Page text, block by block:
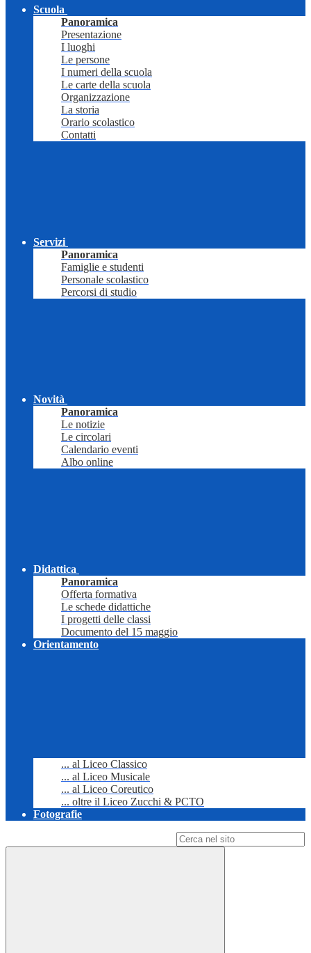
Scuola
Panoramica
Presentazione
I luoghi
Le persone
I numeri della scuola
Le carte della scuola
Organizzazione
La storia
Orario scolastico
Contatti
Servizi
Panoramica
Famiglie e studenti
Personale scolastico
Percorsi di studio
Novità
Panoramica
Le notizie
Le circolari
Calendario eventi
Albo online
Didattica
Panoramica
Offerta formativa
Le schede didattiche
I progetti delle classi
Documento del 15 maggio
Orientamento
... al Liceo Classico
... al Liceo Musicale
... al Liceo Coreutico
... oltre il Liceo Zucchi & PCTO
Fotografie